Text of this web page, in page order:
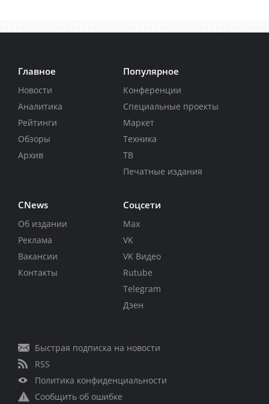
Главное
Новости
Аналитика
Рейтинги
Обзоры
Архив
Популярное
Конференции
Специальные проекты
Маркет
Техника
ТВ
Печатные издания
CNews
Об издании
Реклама
Вакансии
Контакты
Соцсети
Max
VK
VK Видео
Rutube
Telegram
Дзен
Быстрая подписка на новости
RSS
Политика конфиденциальности
Сообщить об ошибке